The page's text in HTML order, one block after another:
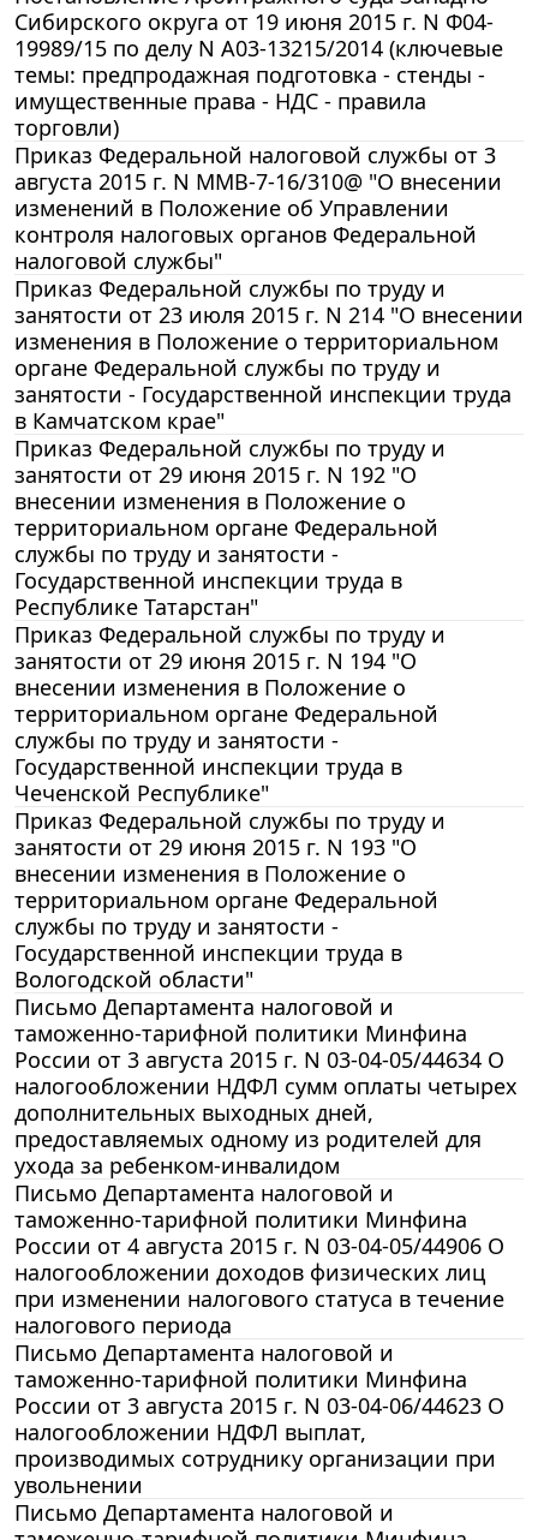
Сибирского округа от 19 июня 2015 г. N Ф04-
19989/15 по делу N А03-13215/2014 (ключевые
темы: предпродажная подготовка - стенды -
имущественные права - НДС - правила
торговли)
Приказ Федеральной налоговой службы от 3
августа 2015 г. N ММВ-7-16/310@ "О внесении
изменений в Положение об Управлении
контроля налоговых органов Федеральной
налоговой службы"
Приказ Федеральной службы по труду и
занятости от 23 июля 2015 г. N 214 "О внесении
изменения в Положение о территориальном
органе Федеральной службы по труду и
занятости - Государственной инспекции труда
в Камчатском крае"
Приказ Федеральной службы по труду и
занятости от 29 июня 2015 г. N 192 "О
внесении изменения в Положение о
территориальном органе Федеральной
службы по труду и занятости -
Государственной инспекции труда в
Республике Татарстан"
Приказ Федеральной службы по труду и
занятости от 29 июня 2015 г. N 194 "О
внесении изменения в Положение о
территориальном органе Федеральной
службы по труду и занятости -
Государственной инспекции труда в
Чеченской Республике"
Приказ Федеральной службы по труду и
занятости от 29 июня 2015 г. N 193 "О
внесении изменения в Положение о
территориальном органе Федеральной
службы по труду и занятости -
Государственной инспекции труда в
Вологодской области"
Письмо Департамента налоговой и
таможенно-тарифной политики Минфина
России от 3 августа 2015 г. N 03-04-05/44634 О
налогообложении НДФЛ сумм оплаты четырех
дополнительных выходных дней,
предоставляемых одному из родителей для
ухода за ребенком-инвалидом
Письмо Департамента налоговой и
таможенно-тарифной политики Минфина
России от 4 августа 2015 г. N 03-04-05/44906 О
налогообложении доходов физических лиц
при изменении налогового статуса в течение
налогового периода
Письмо Департамента налоговой и
таможенно-тарифной политики Минфина
России от 3 августа 2015 г. N 03-04-06/44623 О
налогообложении НДФЛ выплат,
производимых сотруднику организации при
увольнении
Письмо Департамента налоговой и